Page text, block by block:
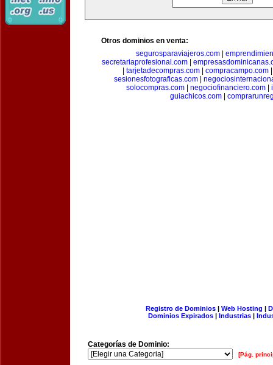
Otros dominios en venta:
segurosparaviajeros.com
secretariaprofesional.com|
tarjetadecompras.com compracampo.com
sesionesfotograficas.com
solocompras.com| negociofinanciero.com|
guiachicos.com
Registro de Dominios| Web Hosting |
Dominios Expirados | Industrias |
Categorías de Dominio:
[Pág.